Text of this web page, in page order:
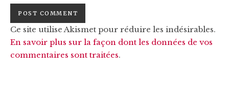
Ce site utilise Akismet pour réduire les indésirables.
En savoir plus sur la façon dont les données de vos
commentaires sont traitées.